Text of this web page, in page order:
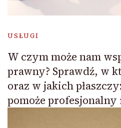
USŁUGI
W czym może nam
prawny? Sprawdź, w
oraz w jakich
pomoże